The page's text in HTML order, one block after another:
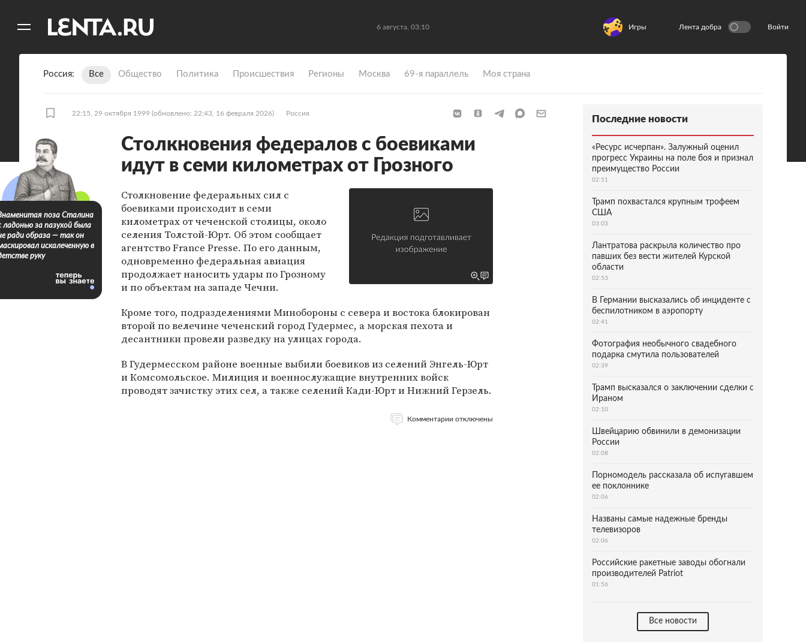
6 августа, 03:10 Игры Лента добра Войти
Россия Все Общество Политика Происшествия Регионы Москва 69-я параллель Моя страна
22:15, 29 октября 1999 (обновлено: 22:43, 16 февраля 2026) Россия
Столкновения федералов с боевиками
идут в семи километрах от Грозного
Столкновение федеральных сил с
боевиками происходит в семи
километрах от чеченской столицы, около
селения Толстой-Юрт. Об этом сообщает
агентство France Presse. По его данным,
одновременно федеральная авиация
продолжает наносить удары по Грозному
и по объектам на западе Чечни.
Кроме того, подразделениями Минобороны с севера и востока блокирован
второй по велечине чеченский город Гудермес, а морская пехота и
десантники провели разведку на улицах города.
В Гудермесском районе военные выбили боевиков из селений Энгель-Юрт
и Комсомольское. Милиция и военнослужащие внутренних войск
проводят зачистку этих сел, а также селений Кади-Юрт и Нижний Герзель.
Комментарии отключены
поза Сталина
ладонью за пазухой была
ради образа — так он
искалеченную в
руку
Последние новости
«Ресурс исчерпан». Залужный оценил
прогресс Украины на поле боя и признал
преимущество России
02:51
Трамп похвастался крупным трофеем
США
03:03
Лантратова раскрыла количество про
павших без вести жителей Курской
области
02:53
В Германии высказались об инциденте с
беспилотником в аэропорту
02:41
Фотография необычного свадебного
подарка смутила пользователей
02:39
Трамп высказался о заключении сделки с
Ираном
02:10
Швейцарию обвинили в демонизации
России
02:08
Порномодель рассказала об испугавшем
ее поклоннике
02:06
Названы самые надежные бренды
телевизоров
02:06
Российские ракетные заводы обогнали
производителей Patriot
01:56
Все новости